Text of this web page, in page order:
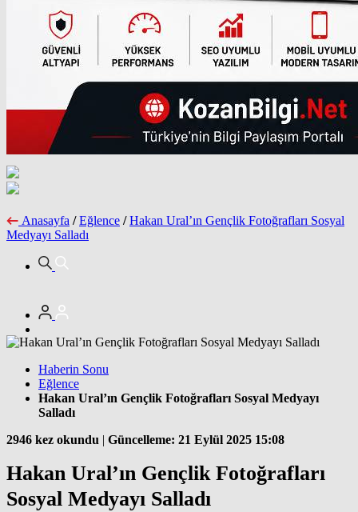
Anasayfa / Eğlence / Hakan Ural’ın Gençlik Fotoğrafları Sosyal
Medyayı Salladı
Haberin Sonu
Eğlence
Hakan Ural’ın Gençlik Fotoğrafları Sosyal Medyayı
Salladı
2946 kez okundu | Güncelleme: 21 Eylül 2025 15:08
Hakan Ural’ın Gençlik Fotoğrafları
Sosyal Medyayı Salladı